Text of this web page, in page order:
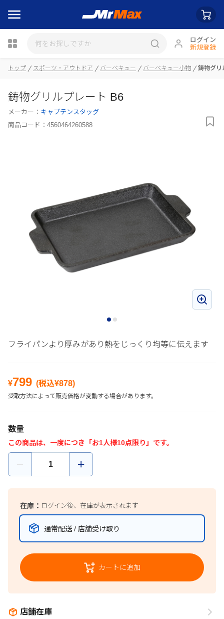
ログイン
新規登録
瓶詰
トップ スポーツ・アウトドア バーベキュー バーベキュー小物 鋳物グリ
鋳物グリルプレート B6
メーカー： キャプテンスタッグ
商品コード： 4560464260588
フライパンより厚みがあり熱をじっくり均等に伝えます
¥799 (税込¥878)
受取方法によって販売価格が変動する場合があります。
数量
この商品は、一度につき「お1人様10点限り」です。
在庫： ログイン後、在庫が表示されます
通常配送 / 店舗受け取り
カートに追加
店舗在庫